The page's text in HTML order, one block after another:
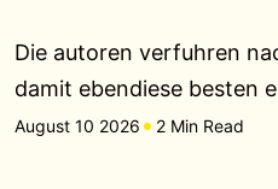
Die autoren verfuhren
damit ebendiese besten
August 10 2026 2 Min Read